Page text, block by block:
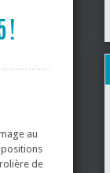
!
au
de